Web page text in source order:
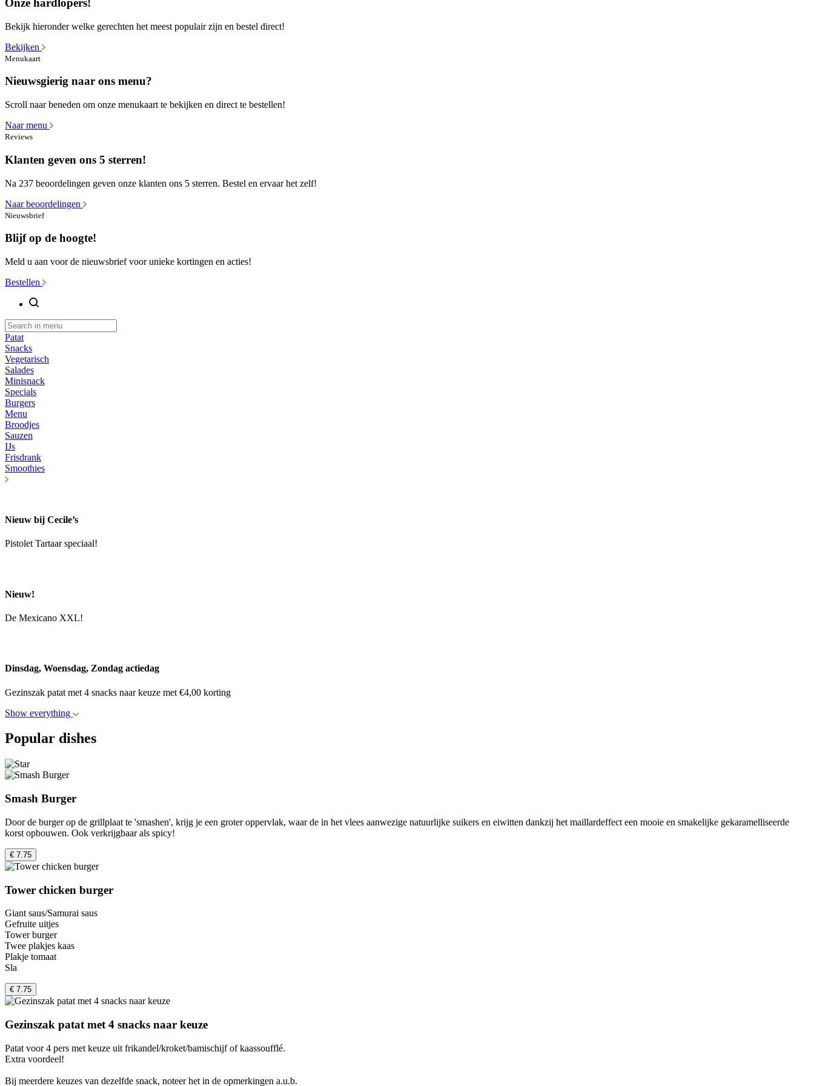
Onze hardlopers!
Bekijk hieronder welke gerechten het meest populair zijn en bestel direct!
Bekijken
Menukaart
Nieuwsgierig naar ons menu?
Scroll naar beneden om onze menukaart te bekijken en direct te bestellen!
Naar menu
Reviews
Klanten geven ons 5 sterren!
Na 237 beoordelingen geven onze klanten ons 5 sterren. Bestel en ervaar het zelf!
Naar beoordelingen
Nieuwsbrief
Blijf op de hoogte!
Meld u aan voor de nieuwsbrief voor unieke kortingen en acties!
Bestellen
Patat
Snacks
Vegetarisch
Salades
Minisnack
Specials
Burgers
Menu
Broodjes
Sauzen
IJs
Frisdrank
Smoothies
Nieuw bij Cecile’s
Pistolet Tartaar speciaal!
Nieuw!
De Mexicano XXL!
Dinsdag, Woensdag, Zondag actiedag
Gezinszak patat met 4 snacks naar keuze met €4,00 korting
Show everything
Popular dishes
Smash Burger
Door de burger op de grillplaat te 'smashen', krijg je een groter oppervlak, waar de in het vlees aanwezige natuurlijke suikers en eiwitten dankzij het maillardeffect een mooie en smakelijke gekaramelliseerde
korst opbouwen. Ook verkrijgbaar als spicy!
€ 7.75
Tower chicken burger
Giant saus/Samurai saus
Gefruite uitjes
Tower burger
Twee plakjes kaas
Plakje tomaat
Sla
€ 7.75
Gezinszak patat met 4 snacks naar keuze
Patat voor 4 pers met keuze uit frikandel/kroket/bamischijf of kaassoufflé.
Extra voordeel!
Bij meerdere keuzes van dezelfde snack, noteer het in de opmerkingen a.u.b.